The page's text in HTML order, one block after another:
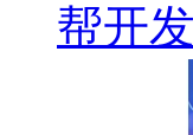
帮开